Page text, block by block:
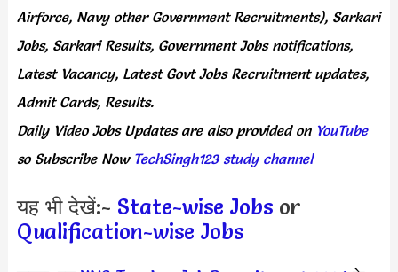
Airforce, Navy other Government Recruitments), Sarkari
Jobs, Sarkari Results, Government Jobs notifications,
Latest Vacancy, Latest Govt Jobs Recruitment updates,
Admit Cards, Results.
Daily Video Jobs Updates are also provided onYouTube
so Subscribe Now TechSingh123 study channel
यह भी देखें:- State-wise Jobs or
Qualification-wise Jobs